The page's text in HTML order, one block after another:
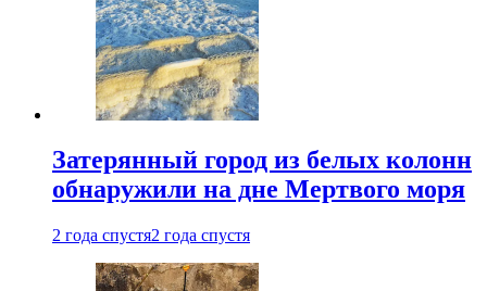
Затерянный город из белых колонн
обнаружили на дне Мертвого моря
2 года спустя2 года спустя